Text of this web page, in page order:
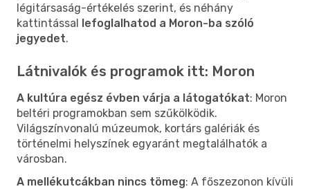
légitársaság-értékelés szerint, és néhány
kattintással lefoglalhatod a Moron-ba szóló
jegyedet.
Látnivalók és programok itt: Moron
A kultúra egész évben várja a látogatókat: Moron
beltéri programokban sem szűkölködik.
Világszínvonalú múzeumok, kortárs galériák és
történelmi helyszínek egyaránt megtalálhatók a
városban.
A mellékutcákban nincs tömeg: A főszezonon kívüli